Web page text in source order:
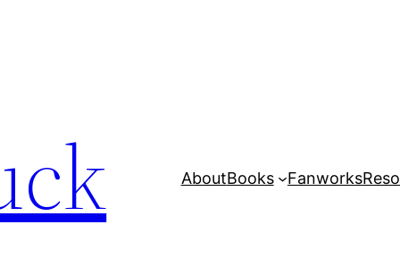
AboutBooks Fanworks